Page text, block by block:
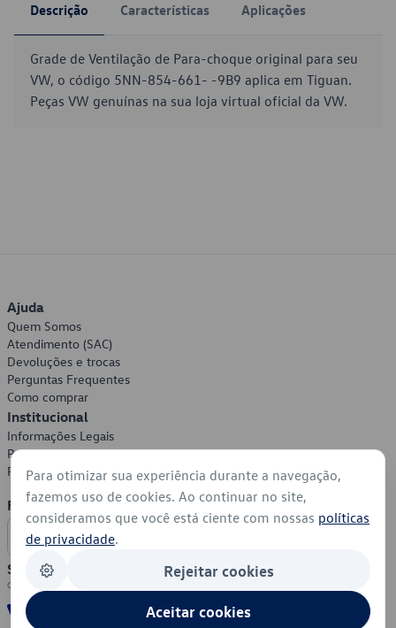
Descrição Características Aplicações
Grade de Ventilação de Para-choque original para seu
VW, o código 5NN-854-661- -9B9 aplica em Tiguan.
Peças VW genuínas na sua loja virtual oficial da VW.
Ajuda
Quem Somos
Atendimento (SAC)
Devoluções e trocas
Perguntas Frequentes
Como comprar
Institucional
Informações Legais
Política de Privacidade
Política de Cookies
Formas de Pagamento
Segurança
Para otimizar sua experiência durante a navegação,
fazemos uso de cookies. Ao continuar no site,
consideramos que você está ciente com nossas políticas
de privacidade.
Rejeitar cookies
Aceitar cookies